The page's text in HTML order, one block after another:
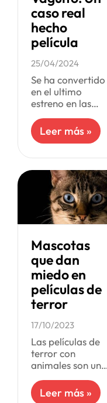
caso real
hecho
película
25/04/2024
Se ha convertido
en el ultimo
estreno en las
peruanas con
mayor éxito,
creador al
principio temió
que nadie vería su
Leer más »
Mascotas
que dan
miedo en
películas de
terror
17/10/2023
Las películas de
terror con
animales son un
sido explorado
con regularidad,
Leer más »